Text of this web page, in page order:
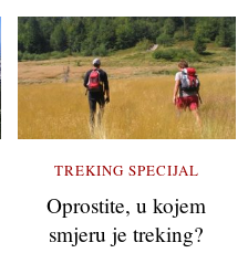
TREKING SPECIJAL
Oprostite, u kojem
smjeru je treking?